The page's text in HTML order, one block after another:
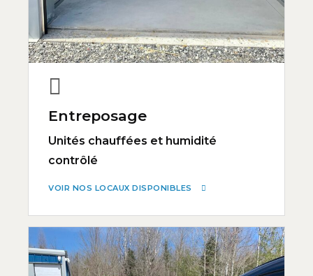
Entreposage
Unités chauffées et humidité
contrôlé
VOIR NOS LOCAUX DISPONIBLES